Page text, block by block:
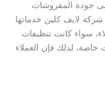
جودة المفروشات
لايف كلين خدماتها
سواء كانت تنظيفات
لذلك فإن العملاء